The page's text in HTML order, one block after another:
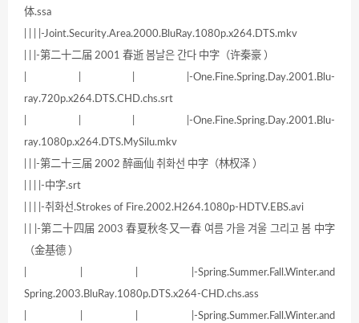
体.ssa
| | | |-Joint.Security.Area.2000.BluRay.1080p.x264.DTS.mkv
| | |-第二十二届 2001 春逝 봄날은 간다 中字（许秦豪 ）
| | | |-One.Fine.Spring.Day.2001.Blu-
ray.720p.x264.DTS.CHD.chs.srt
| | | |-One.Fine.Spring.Day.2001.Blu-
ray.1080p.x264.DTS.MySilu.mkv
| | |-第二十三届 2002 醉画仙 취화선 中字（林权泽 ）
| | | |-中字.srt
| | | |-취화선.Strokes of Fire.2002.H264.1080p-HDTV.EBS.avi
| | |-第二十四届 2003 春夏秋冬又一春 여름 가을 겨울 그리고 봄 中字
（金基德 ）
| | | |-Spring.Summer.Fall.Winter.and
Spring.2003.BluRay.1080p.DTS.x264-CHD.chs.ass
| | | |-Spring.Summer.Fall.Winter.and